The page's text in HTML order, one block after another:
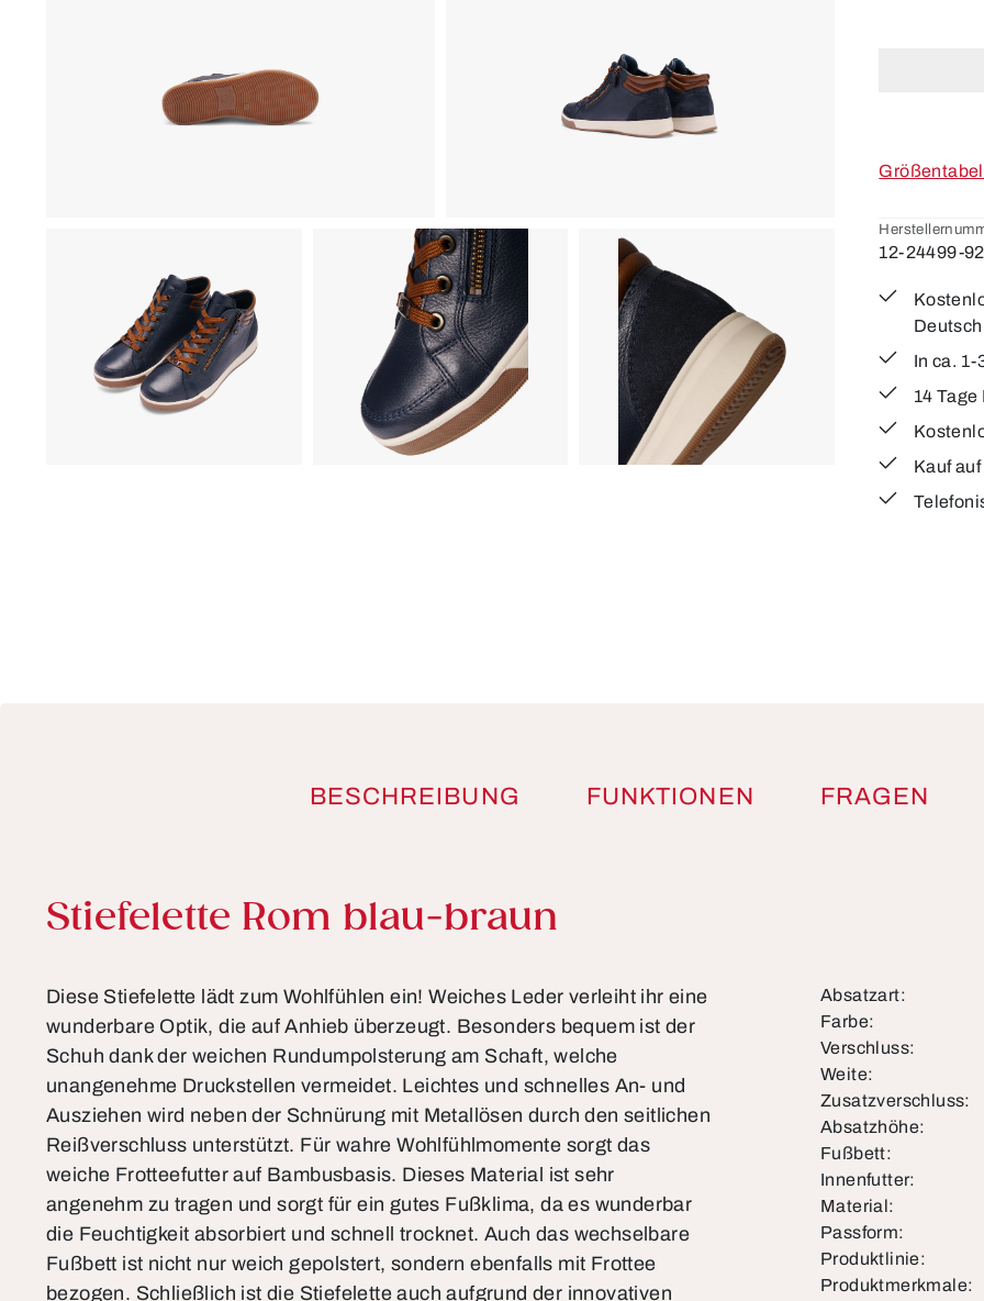
12-24499-92
In ca. 1-
14
Kauf
BESCHREIBUNG FUNKTIONEN FRAGEN
Produktinformationen
Stiefelette Rom blau-braun
Diese Stiefelette lädt zum Wohlfühlen ein! Weiches Leder verleiht ihr eine
wunderbare Optik, die auf Anhieb überzeugt. Besonders bequem ist der
Schuh dank der weichen Rundumpolsterung am Schaft, welche
unangenehme Druckstellen vermeidet. Leichtes und schnelles An- und
Ausziehen wird neben der Schnürung mit Metallösen durch den seitlichen
Reißverschluss unterstützt. Für wahre Wohlfühlmomente sorgt das
weiche Frotteefutter auf Bambusbasis. Dieses Material ist sehr
angenehm zu tragen und sorgt für ein gutes Fußklima, da es wunderbar
die Feuchtigkeit absorbiert und schnell trocknet. Auch das wechselbare
Fußbett ist nicht nur weich gepolstert, sondern ebenfalls mit Frottee
bezogen. Schließlich ist die Stiefelette auch aufgrund der innovativen
Absatzart:
Farbe:
Verschluss:
Weite:
Zusatzverschluss:
Absatzhöhe:
Fußbett:
Innenfutter:
Material:
Passform:
Produktlinie:
Produktmerkmale: